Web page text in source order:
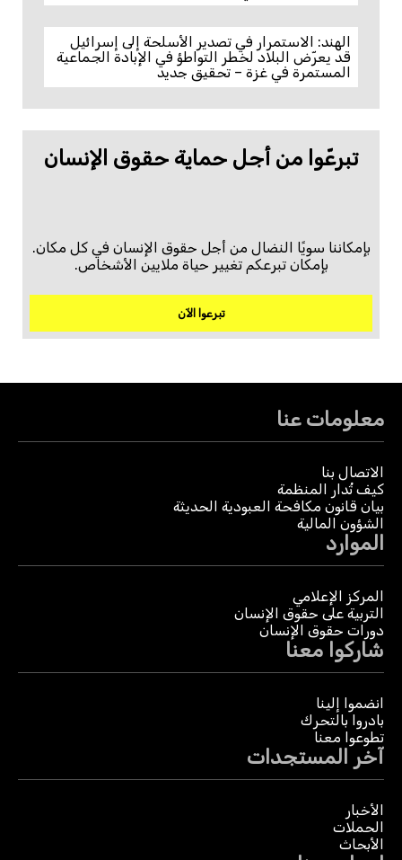
الهند: الاستمرار في تصدير الأسلحة إلى إسرائيل
قد يعرّض البلاد لخطر التواطؤ في الإبادة الجماعية
المستمرة في غزة – تحقيق جديد
تبرعّوا من أجل حماية حقوق الإنسان
بإمكاننا سويًا النضال من أجل حقوق الإنسان في كل مكان.
بإمكان تبرعكم تغيير حياة ملايين الأشخاص.
تبرعوا الآن
معلومات عنا
الاتصال بنا
كيف تُدار المنظمة
بيان قانون مكافحة العبودية الحديثة
الشؤون المالية
الموارد
المركز الإعلامي
التربية على حقوق الإنسان
دورات حقوق الإنسان
شاركوا معنا
انضموا إلينا
بادروا بالتحرك
تطوعوا معنا
آخر المستجدات
الأخبار
الحملات
الأبحاث